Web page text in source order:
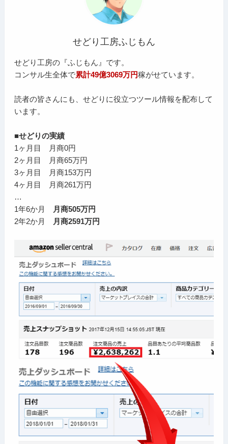
せどり工房ふじもん
せどり工房の『ふじもん』です。
コンサル生全体で累計49億3069万円稼がせています。
読者の皆さんにも、せどりに役立つツール情報を配布して
います。
■せどりの実績
1ヶ月目 月商0円
2ヶ月目 月商65万円
3ヶ月目 月商153万円
4ヶ月目 月商261万円
…
1年6か月
月商505万円
2年2か月
月商2591万円